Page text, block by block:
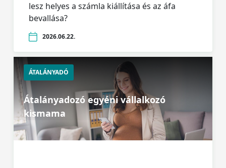
lesz helyes a számla kiállítása és az áfa
bevallása?
2026.06.22.
ÁTALÁNYADÓ
Átalányadozó egyéni vállalkozó
kismama